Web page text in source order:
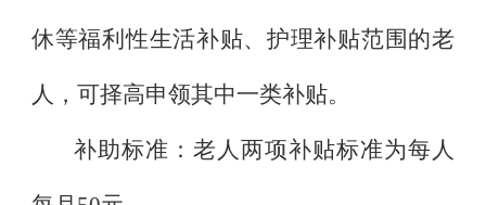
休等福利性生活补贴、护理补贴范围的老
人，可择高申领其中一类补贴。
补助标准：老人两项补贴标准为每人